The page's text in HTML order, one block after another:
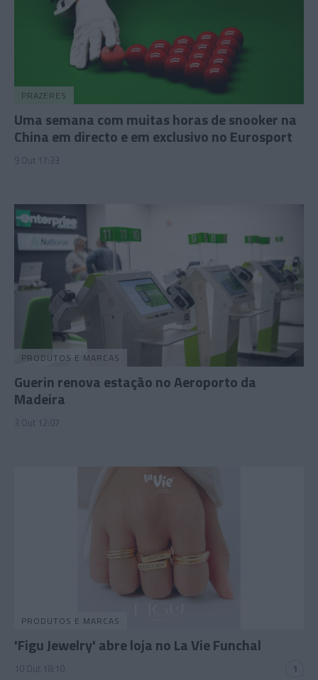
PRAZERES
Uma semana com muitas horas de snooker na
China em directo e em exclusivo no Eurosport
9 Out 17:33
PRODUTOS E MARCAS
Guerin renova estação no Aeroporto da
Madeira
3 Out 12:07
PRODUTOS E MARCAS
'Figu Jewelry' abre loja no La Vie Funchal
10 Out 18:10 1